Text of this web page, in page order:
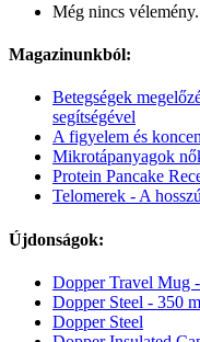
Még nincs vélemény.
Magazinunkból:
Betegségek
segítségével
A figyelem és
Mikrotápanyagok
Protein Pancake
Telomerek - A
Újdonságok:
Dopper Travel Mug
Dopper Steel - 350
Dopper Steel